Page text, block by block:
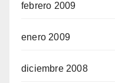
febrero 2009
enero 2009
diciembre 2008